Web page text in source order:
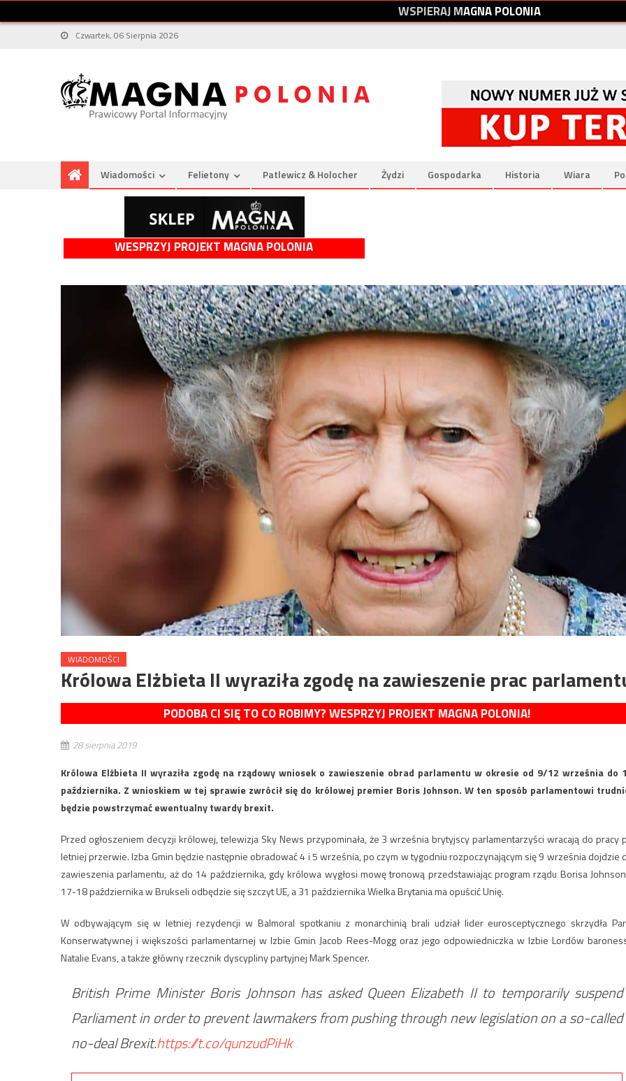
WSPIERAJMAGNAPOLONIA
Czwartek, 06 Sierpnia 2026
Wiadomości Felietony Patlewicz & Holocher Żydzi Gospodarka Historia Wiara
WESPRZYJ PROJEKT MAGNA POLONIA
WIADOMOŚCI
Królowa Elżbieta II wyraziła zgodę na zawieszenie prac
PODOBA CI SIĘ TO CO ROBIMY? WESPRZYJ PROJEKT MAGNA POLONIA!
28 sierpnia 2019
Królowa Elżbieta II wyraziła zgodę na rządowy wniosek o zawieszenie obrad parlamentu w okresie od 9/12 września do
października. Z wnioskiem w tej sprawie zwrócił się do królowej premier Boris Johnson. W ten sposób parlamentowi
będzie powstrzymać ewentualny twardy brexit.
Przed ogłoszeniem decyzji królowej, telewizja Sky News przypominała, że 3 września brytyjscy parlamentarzyści wracają do pracy
letniej przerwie. Izba Gmin będzie następnie obradować 4 i 5 września, po czym w tygodniu rozpoczynającym się 9 września dojdzie
zawieszenia parlamentu, aż do 14 października, gdy królowa wygłosi mowę tronową przedstawiając program rządu Borisa
17-18 października w Brukseli odbędzie się szczyt UE, a 31 października Wielka Brytania ma opuścić Unię.
W odbywającym się w letniej rezydencji w Balmoral spotkaniu z monarchinią brali udział lider eurosceptycznego skrzydła
Konserwatywnej i większości parlamentarnej w Izbie Gmin Jacob Rees-Mogg oraz jego odpowiedniczka w Izbie Lordów
Natalie Evans, a także główny rzecznik dyscypliny partyjnej Mark Spencer.
British Prime Minister Boris Johnson has asked Queen Elizabeth II to temporarily suspend
Parliament in order to prevent lawmakers from pushing through new legislation on a so-called
no-deal Brexit.https://t.co/qunzudPiHk